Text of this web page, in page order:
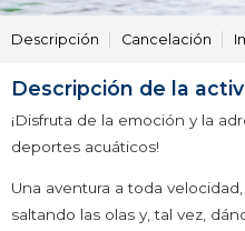
Descripción Cancelación
Descripción de la
¡Disfruta de la emoción y la
deportes acuáticos!
Una aventura a toda
saltando las olas y, tal vez,